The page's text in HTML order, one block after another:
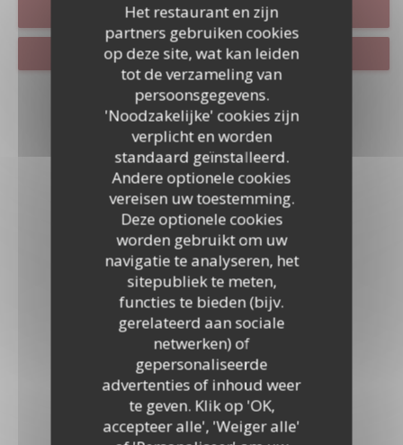
Het restaurant en zijn
partners gebruiken cookies
op deze site, wat kan leiden
tot de verzameling van
persoonsgegevens.
'Noodzakelijke' cookies zijn
verplicht en worden
standaard geïnstalleerd.
Andere optionele cookies
vereisen uw toestemming.
Deze optionele cookies
worden gebruikt om uw
navigatie te analyseren, het
sitepubliek te meten,
functies te bieden (bijv.
gerelateerd aan sociale
netwerken) of
gepersonaliseerde
advertenties of inhoud weer
te geven. Klik op 'OK,
accepteer alle', 'Weiger alle'
RESERVEER EEN TAFEL
VOUCHERS